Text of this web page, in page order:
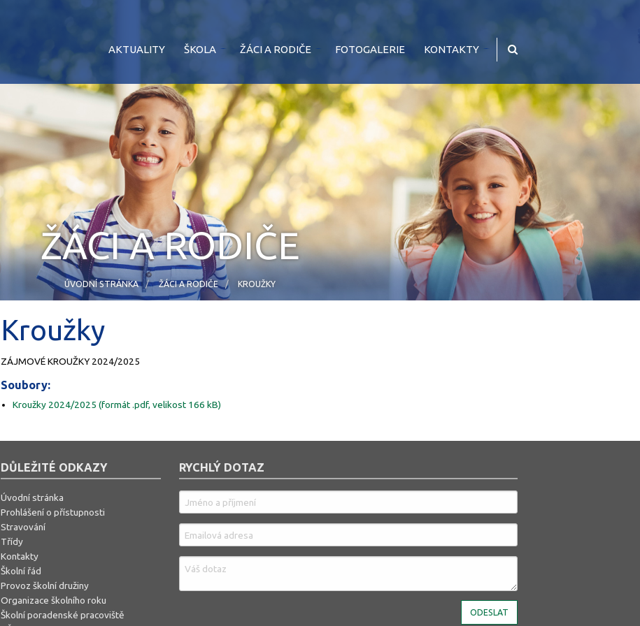
AKTUALITY ŠKOLA ŽÁCI A RODIČE FOTOGALERIE KONTAKTY
ŽÁCI A RODIČE
ÚVODNÍ STRÁNKA ŽÁCI A RODIČE KROUŽKY
Kroužky
ZÁJMOVÉ KROUŽKY 2024/2025
Soubory:
Kroužky 2024/2025 (formát .pdf, velikost 166 kB)
DŮLEŽITÉ ODKAZY
Úvodní stránka
Prohlášení o přístupnosti
Stravování
Třídy
Kontakty
Školní řád
Provoz školní družiny
Organizace školního roku
Školní poradenské pracoviště
RYCHLÝ DOTAZ